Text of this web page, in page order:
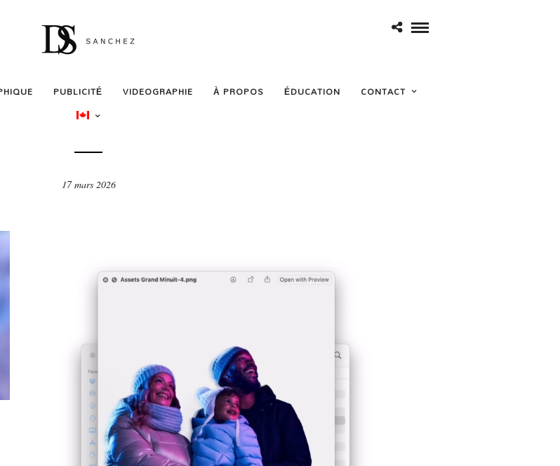
PUBLICITÉ VIDEOGRAPHIE À PROPOS ÉDUCATION CONTACT
PUBLICITÉ
Le Grand Minuit
17 mars 2026